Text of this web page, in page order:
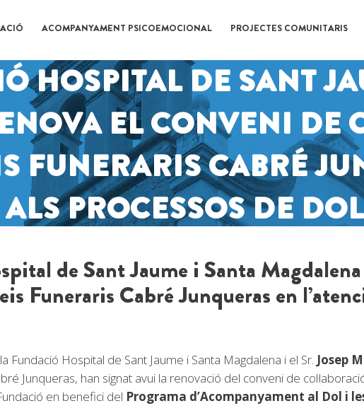
ACOMPANYAMENT PSICOEMOCIONAL PROJECTES COMUNITARIS
HOSPITAL DE SANT
EL CONVENI DE
FUNERARIS CABRÉ
PROCESSOS DE
de Sant Jaume i Santa
Funeraris Cabré Junqueras en
Fundació Hospital de Sant Jaume i Santa Magdalena i el Sr. Josep
Junqueras, han signat avui la renovació del conveni de
en benefici del Programa d’Acompanyament al Dol i